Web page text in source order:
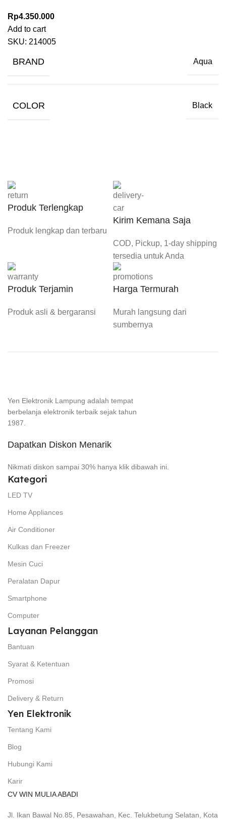
Rp4.350.000
Add to cart
SKU: 214005
BRAND Aqua
COLOR Black
Produk Terlengkap
Produk lengkap dan terbaru
Kirim Kemana Saja
COD, Pickup, 1-day shipping
tersedia untuk Anda
Produk Terjamin
Produk asli & bergaransi
Harga Termurah
Murah langsung dari
sumbernya
Yen Elektronik Lampung adalah tempat
berbelanja elektronik terbaik sejak tahun
1987.
Dapatkan Diskon Menarik
Nikmati diskon sampai 30% hanya klik dibawah ini.
Kategori
LED TV
Home Appliances
Air Conditioner
Kulkas dan Freezer
Mesin Cuci
Peralatan Dapur
Smartphone
Computer
Layanan Pelanggan
Bantuan
Syarat & Ketentuan
Promosi
Delivery & Return
Yen Elektronik
Tentang Kami
Blog
Hubungi Kami
Karir
CV WIN MULIA ABADI
Jl. Ikan Bawal No.85, Pesawahan, Kec. Telukbetung Selatan, Kota